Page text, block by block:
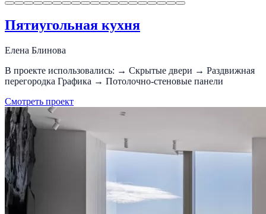
Пятиугольная кухня
Елена Блинова
В проекте использовались: → Скрытые двери → Раздвижная
перегородка Графика → Потолочно-стеновые панели
Смотреть проект